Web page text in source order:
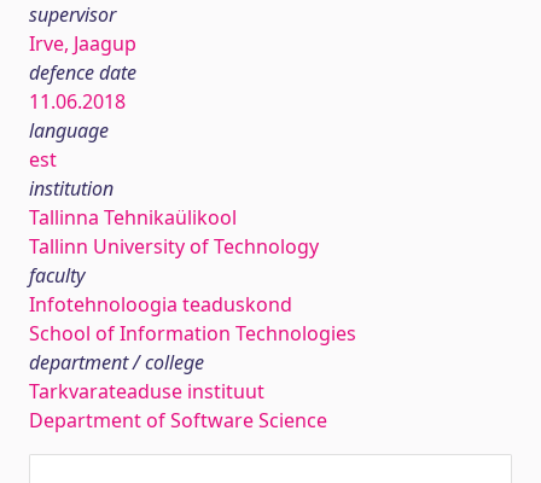
supervisor
Irve, Jaagup
defence date
11.06.2018
language
est
institution
Tallinna Tehnikaülikool
Tallinn University of Technology
faculty
Infotehnoloogia teaduskond
School of Information Technologies
department / college
Tarkvarateaduse instituut
Department of Software Science